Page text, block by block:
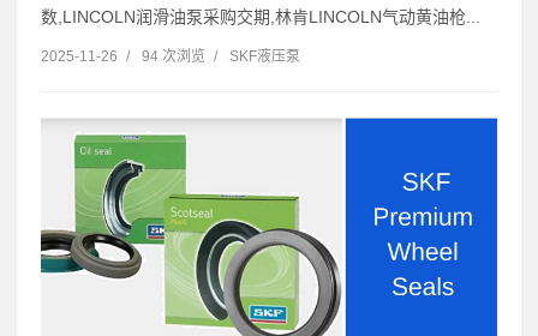
数,LINCOLN润滑油泵采购交期,林肯LINCOLN气动黄油枪...
2025-11-26 / 94 次浏览 / SKF液压泵